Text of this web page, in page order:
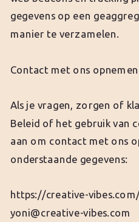
gegevens op een
manier te verzamelen.
Contact met ons opnemen
Als je vragen, zorgen of
Beleid of het gebruik van
aan om contact met ons
onderstaande gegevens:
https://creative-
yoni@creative-vibes.com